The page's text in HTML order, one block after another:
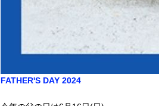
FATHER'S DAY 2024